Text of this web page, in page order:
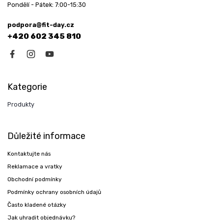
Pondělí - Pátek: 7:00-15:30
podpora@fit-day.cz
+420 602 345 810
Kategorie
Produkty
Důležité informace
Kontaktujte nás
Reklamace a vratky
Obchodní podmínky
Podmínky ochrany osobních údajů
Často kladené otázky
Jak uhradit objednávku?